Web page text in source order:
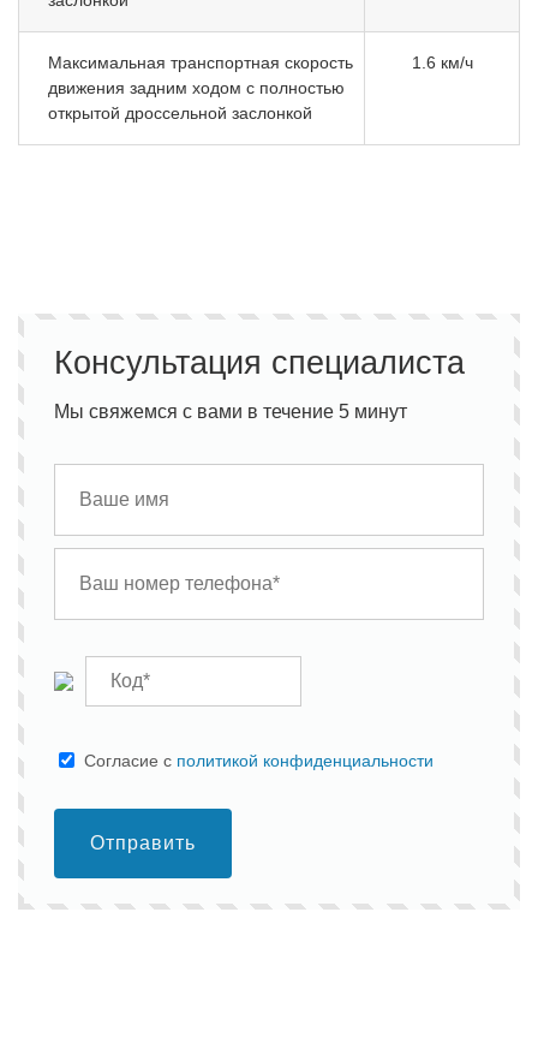
Максимальная транспортная скорость
движения задним ходом с полностью
открытой дроссельной заслонкой
1.6 км/ч
Консультация специалиста
Мы свяжемся с вами в течение 5 минут
Cогласие с политикой конфиденциальности
Отправить